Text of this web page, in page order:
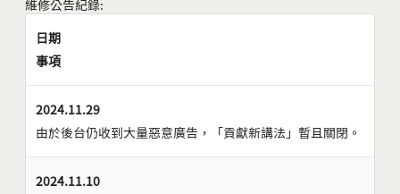
維修公告紀錄:
日期
事項
2024.11.29
由於後台仍收到大量惡意廣告，「貢獻新講法」暫且關閉。
2024.11.10